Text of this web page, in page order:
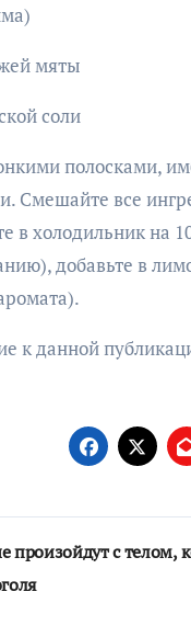
мяты
соли
полосками,
Смешайте все
в холодильник на
добавьте в
к данной
произойдут с телом,